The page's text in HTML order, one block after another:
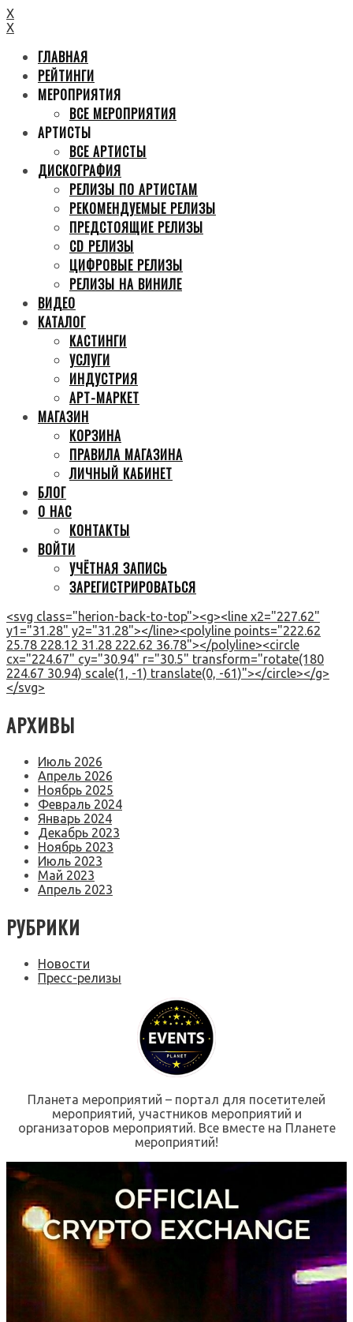
X
X
ГЛАВНАЯ
РЕЙТИНГИ
МЕРОПРИЯТИЯ
ВСЕ МЕРОПРИЯТИЯ
АРТИСТЫ
ВСЕ АРТИСТЫ
ДИСКОГРАФИЯ
РЕЛИЗЫ ПО АРТИСТАМ
РЕКОМЕНДУЕМЫЕ РЕЛИЗЫ
ПРЕДСТОЯЩИЕ РЕЛИЗЫ
CD РЕЛИЗЫ
ЦИФРОВЫЕ РЕЛИЗЫ
РЕЛИЗЫ НА ВИНИЛЕ
ВИДЕО
КАТАЛОГ
КАСТИНГИ
УСЛУГИ
ИНДУСТРИЯ
АРТ-МАРКЕТ
МАГАЗИН
КОРЗИНА
ПРАВИЛА МАГАЗИНА
ЛИЧНЫЙ КАБИНЕТ
БЛОГ
О НАС
КОНТАКТЫ
ВОЙТИ
УЧЁТНАЯ ЗАПИСЬ
ЗАРЕГИСТРИРОВАТЬСЯ
<svg class="herion-back-to-top"><g><line x2="227.62"
y1="31.28" y2="31.28"></line><polyline points="222.62
25.78 228.12 31.28 222.62 36.78"></polyline><circle
cx="224.67" cy="30.94" r="30.5" transform="rotate(180
224.67 30.94) scale(1, -1) translate(0, -61)"></circle></g>
</svg>
АРХИВЫ
Июль 2026
Апрель 2026
Ноябрь 2025
Февраль 2024
Январь 2024
Декабрь 2023
Ноябрь 2023
Июль 2023
Май 2023
Апрель 2023
РУБРИКИ
Новости
Пресс-релизы
Планета мероприятий – портал для посетителей
мероприятий, участников мероприятий и
организаторов мероприятий. Все вместе на Планете
мероприятий!